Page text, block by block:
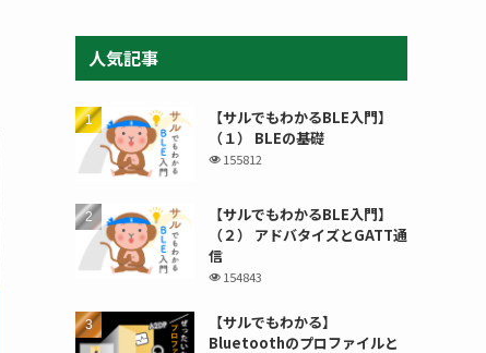
人気記事
【サルでもわかるBLE入門】
（１） BLEの基礎
155812
【サルでもわかるBLE入門】
（２） アドバタイズとGATT通
信
154843
【サルでもわかる】
Bluetoothのプロファイルと